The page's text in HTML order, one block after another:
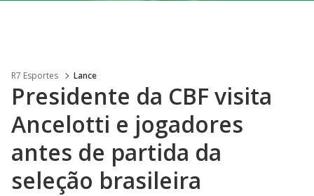
R7 Esportes Lance
Presidente da CBF visita
Ancelotti e jogadores
antes de partida da
seleção brasileira